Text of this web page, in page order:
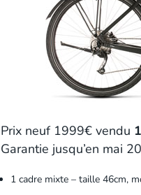
Prix neuf 1999€ vendu
Garantie jusqu’en mai
1 cadre mixte – taille 46cm,